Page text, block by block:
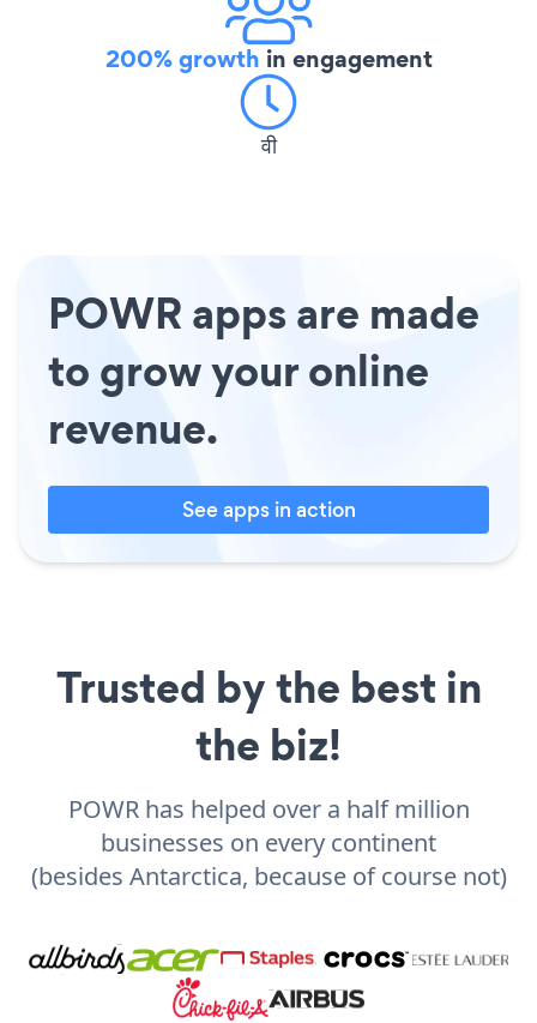
200% growth in engagement
वी
POWR apps are made
to grow your online
revenue.
See apps in action
Trusted by the best in
the biz!
POWR has helped over a half million
businesses on every continent
(besides Antarctica, because of course not)